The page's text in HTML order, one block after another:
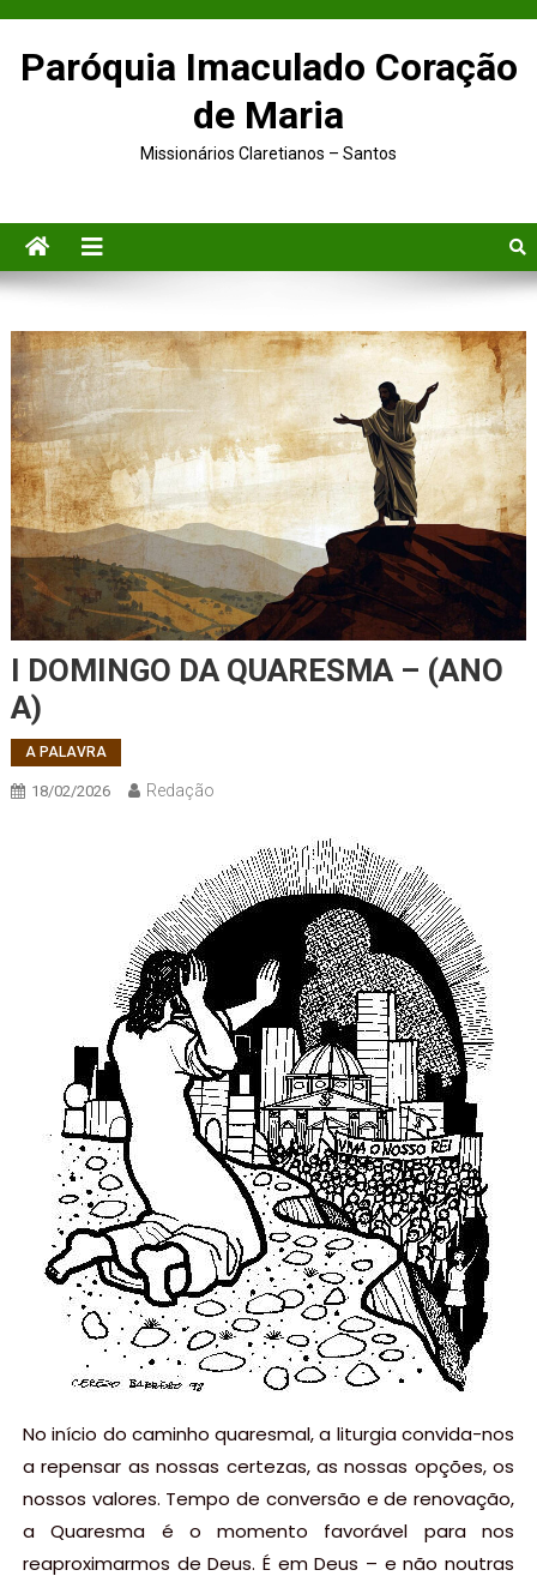
Paróquia Imaculado Coração
de Maria
Missionários Claretianos – Santos
I DOMINGO DA QUARESMA – (ANO
A)
A PALAVRA
18/02/2026 Redação
No início do caminho quaresmal, a liturgia convida-nos
a repensar as nossas certezas, as nossas opções, os
nossos valores. Tempo de conversão e de renovação,
a Quaresma é o momento favorável para nos
reaproximarmos de Deus. É em Deus – e não noutras